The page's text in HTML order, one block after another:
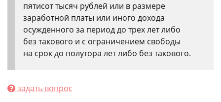
пятисот тысяч рублей или в размере
заработной платы или иного дохода
осужденного за период до трех лет либо
без такового и с ограничением свободы
на срок до полутора лет либо без такового.
задать вопрос